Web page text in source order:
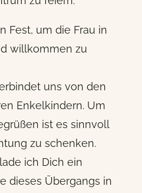
Fest, um die Frau in
willkommen zu
uns von den
Enkelkindern. Um
ist es sinnvoll
zu schenken.
ich Dich ein
dieses Übergangs in